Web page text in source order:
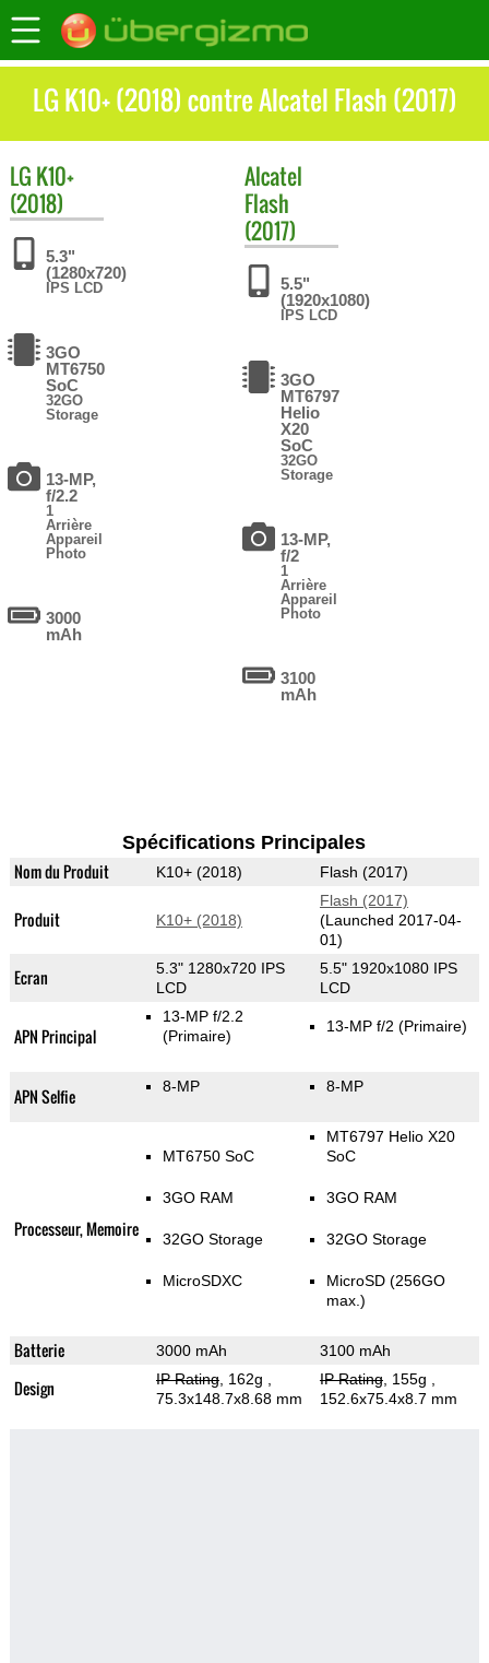
LG K10+ (2018) contre Alcatel Flash (2017)
LG K10+
(2018)
5.3"
(1280x720)
IPS LCD
3GO
MT6750
SoC
32GO
Storage
13-MP,
f/2.2
1
Arrière
Appareil
Photo
3000
mAh
Alcatel
Flash
(2017)
5.5"
(1920x1080)
IPS LCD
3GO
MT6797
Helio
X20
SoC
32GO
Storage
13-MP,
f/2
1
Arrière
Appareil
Photo
3100
mAh
Spécifications Principales
Nom du Produit K10+ (2018) Flash (2017)
Produit K10+ (2018)
Flash (2017)
(Launched 2017-04-
01)
Ecran
5.3" 1280x720 IPS
LCD
5.5" 1920x1080 IPS
LCD
APN Principal
13-MP f/2.2
(Primaire)
13-MP f/2 (Primaire)
APN Selfie 8-MP 8-MP
Processeur, Memoire
MT6750 SoC
3GO RAM
32GO Storage
MicroSDXC
MT6797 Helio X20
SoC
3GO RAM
32GO Storage
MicroSD (256GO
max.)
Batterie 3000 mAh 3100 mAh
Design IP Rating, 162g
75.3x148.7x8.68 mm
IP Rating, 155g
152.6x75.4x8.7 mm